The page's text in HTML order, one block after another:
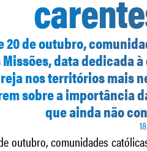
20 de outubro,
data dedicada
nos territórios mais
sobre a importância
que ainda não
outubro, comunidades